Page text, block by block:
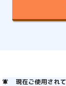
現在ご使用され